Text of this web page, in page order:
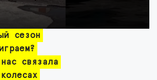
сезон
связала